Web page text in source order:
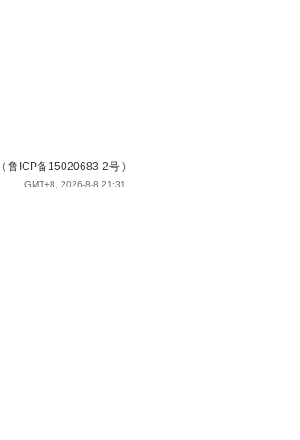
( 鲁ICP备15020683-2号 )
GMT+8, 2026-8-8 21:31